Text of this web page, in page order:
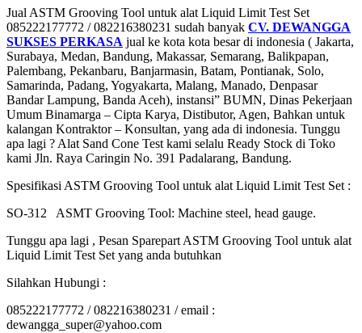
Jual ASTM Grooving Tool untuk alat Liquid Limit Test Set
085222177772 / 082216380231 sudah banyak CV. DEWANGGA
SUKSES PERKASA jual ke kota kota besar di indonesia ( Jakarta,
Surabaya, Medan, Bandung, Makassar, Semarang, Balikpapan,
Palembang, Pekanbaru, Banjarmasin, Batam, Pontianak, Solo,
Samarinda, Padang, Yogyakarta, Malang, Manado, Denpasar
Bandar Lampung, Banda Aceh), instansi” BUMN, Dinas Pekerjaan
Umum Binamarga – Cipta Karya, Distibutor, Agen, Bahkan untuk
kalangan Kontraktor – Konsultan, yang ada di indonesia. Tunggu
apa lagi ? Alat Sand Cone Test kami selalu Ready Stock di Toko
kami Jln. Raya Caringin No. 391 Padalarang, Bandung.
Spesifikasi ASTM Grooving Tool untuk alat Liquid Limit Test Set :
SO-312 ASMT Grooving Tool: Machine steel, head gauge.
Tunggu apa lagi , Pesan Sparepart ASTM Grooving Tool untuk alat
Liquid Limit Test Set yang anda butuhkan
Silahkan Hubungi :
085222177772 / 082216380231 / email :
dewangga_super@yahoo.com